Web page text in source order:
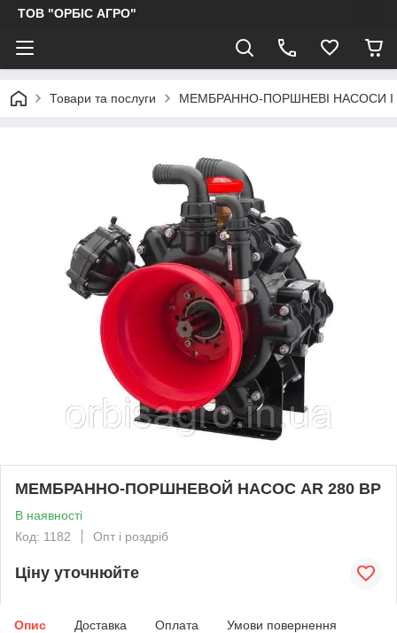
ТОВ "ОРБІС АГРО"
Товари та послуги МЕМБРАННО-ПОРШНЕВІ НАСОСИ І
МЕМБРАННО-ПОРШНЕВОЙ НАСОС AR 280 BP
В наявності
Код: 1182
Опт і роздріб
Ціну уточнюйте
Опис Доставка Оплата Умови повернення